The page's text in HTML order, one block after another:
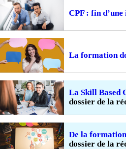
CPF : fin
La formation
La Skill Based
dossier de la
De la
dossier de la